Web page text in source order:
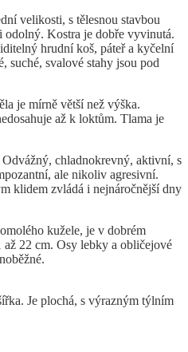
velikosti, s tělesnou stavbou
Kostra je dobře vyvinutá.
hrudní koš, páteř a kyčelní
suché, svalové stahy jsou pod
je mírně větší než výška.
až k loktům. Tlama je
chladnokrevný, aktivní, s
ale nikoliv agresivní.
klidem zvládá i nejnáročnější dny
kužele, je v dobrém
22 cm. Osy lebky a obličejové
Je plochá, s výrazným týlním